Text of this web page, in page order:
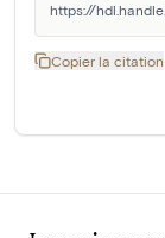
https://
Copier la citation